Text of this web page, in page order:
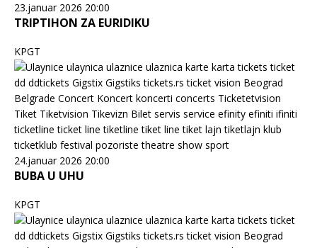
23.januar 2026 20:00
TRIPTIHON ZA EURIDIKU
KPGT
24.januar 2026 20:00
BUBA U UHU
KPGT